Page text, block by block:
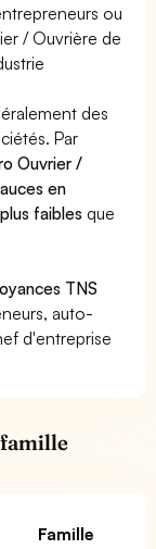
ou
/ Ouvrière de
des
Par
Ouvrier /
en
faibles que
TNS
auto-
d'entreprise
famille
Famille